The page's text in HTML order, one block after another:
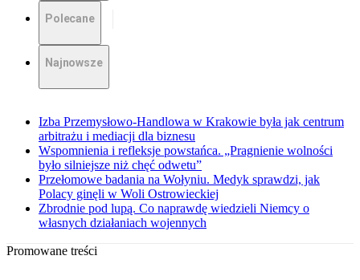
Polecane
Najnowsze
Izba Przemysłowo-Handlowa w Krakowie była jak centrum
arbitrażu i mediacji dla biznesu
Wspomnienia i refleksje powstańca. „Pragnienie wolności
było silniejsze niż chęć odwetu”
Przełomowe badania na Wołyniu. Medyk sprawdzi, jak
Polacy ginęli w Woli Ostrowieckiej
Zbrodnie pod lupą. Co naprawdę wiedzieli Niemcy o
własnych działaniach wojennych
Promowane treści